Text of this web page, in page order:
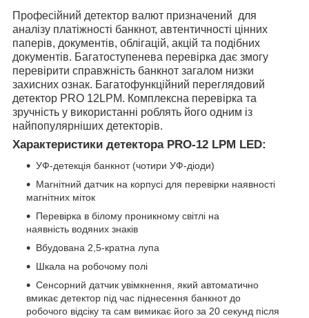
Професійний детектор валют призначений для
аналізу платіжності банкнот, автентичності цінних
паперів, документів, облігацій, акцій та подібних
документів. Багатоступенева перевірка дає змогу
перевірити справжність банкнот загалом низки
захисних ознак. Багатофункційний переглядовий
детектор PRO 12LPM. Комплексна перевірка та
зручність у використанні роблять його одним із
найпопулярніших детекторів.
Характеристики детектора PRO-12 LPM LED:
УФ-детекція банкнот (чотири УФ-діоди)
Магнітний датчик на корпусі для перевірки наявності
магнітних міток
Перевірка в білому проникному світлі на
наявність водяних знаків
Вбудована 2,5-кратна лупа
Шкала на робочому полі
Сенсорний датчик увімкнення, який автоматично
вмикає детектор під час піднесення банкнот до
робочого відсіку та сам вимикає його за 20 секунд після